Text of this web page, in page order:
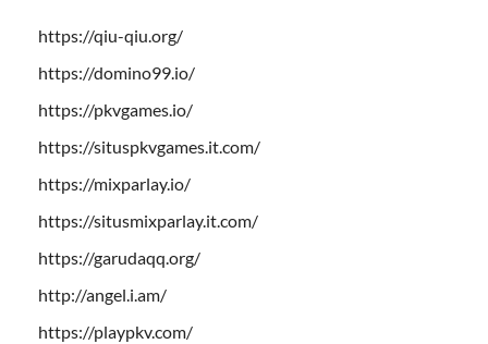
https://qiu-qiu.org/
https://domino99.io/
https://pkvgames.io/
https://situspkvgames.it.com/
https://mixparlay.io/
https://situsmixparlay.it.com/
https://garudaqq.org/
http://angel.i.am/
https://playpkv.com/